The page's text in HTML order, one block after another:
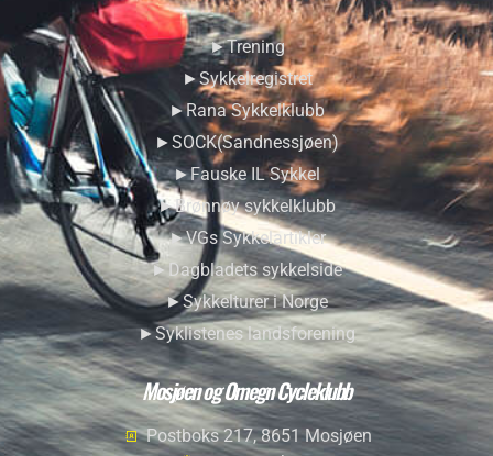
►Trening
►Sykkelregistret
►Rana Sykkelklubb
►SOCK(Sandnessjøen)
►Fauske IL Sykkel
►Brønnøy sykkelklubb
►VGs Sykkelartikler
►Dagbladets sykkelside
►Sykkelturer i Norge
►Syklistenes landsforening
Mosjøen og Omegn Cycleklubb
Postboks 217, 8651 Mosjøen